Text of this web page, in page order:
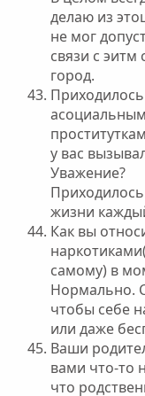
делаю из
не мог
связи с эитм
город.
у вас
Уважение?
жизни
Как вы
самому) в
Нормально.
чтобы себе
или даже
Ваши
вами что-то
что